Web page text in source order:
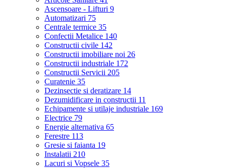
Ascensoare - Lifturi 9
Automatizari 75
Centrale termice 35
Confectii Metalice 140
Constructii civile 142
Constructii imobiliare noi 26
Constructii industriale 172
Constructii Servicii 205
Curatenie 35
Dezinsectie si deratizare 14
Dezumidificare in constructii 11
Echipamente si utilaje industriale 169
Electrice 79
Energie alternativa 65
Ferestre 113
Gresie si faianta 19
Instalatii 210
Lacuri si Vopsele 35